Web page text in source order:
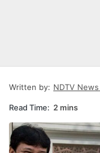
Written by: NDTV
Read Time: 2 mins